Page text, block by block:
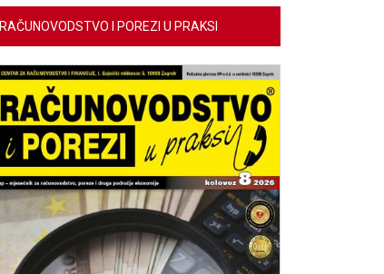
RAČUNOVODSTVO I POREZI U PRAKSI